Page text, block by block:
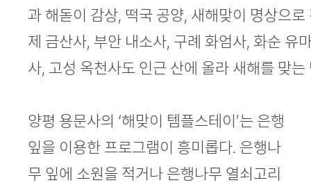
과 해돋이 감상, 떡국 공양, 새해맞이 명상으
제 금산사, 부안 내소사, 구례 화엄사, 화순 유
사, 고성 옥천사도 인근 산에 올라 새해를 맞
양평 용문사의 ‘해맞이 템플스테이’는 은행
잎을 이용한 프로그램이 흥미롭다. 은행나
무 잎에 소원을 적거나 은행나무 열쇠고리